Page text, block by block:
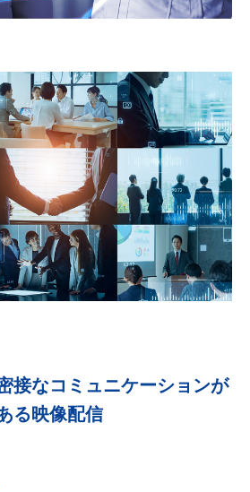
接なコミュニケーションが
る映像配信